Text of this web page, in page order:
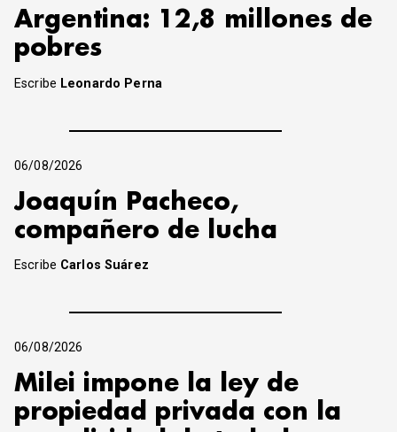
Argentina: 12,8 millones de
pobres
Escribe Leonardo Perna
06/08/2026
Joaquín Pacheco,
compañero de lucha
Escribe Carlos Suárez
06/08/2026
Milei impone la ley de
propiedad privada con la